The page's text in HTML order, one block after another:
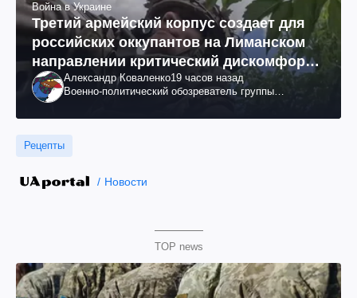
Война в Украине
Третий армейский корпус создает для
российских оккупантов на Лиманском
направлении критический дискомфорт:
как это удалось
Александр Коваленко19 часов назад
Военно-политический обозреватель группы
Рецепты
Новости
TOP news